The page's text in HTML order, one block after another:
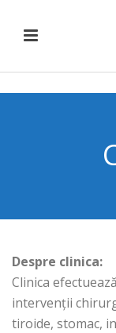
Despre clinica:
Clinica
intervenții
tiroide, stomac,